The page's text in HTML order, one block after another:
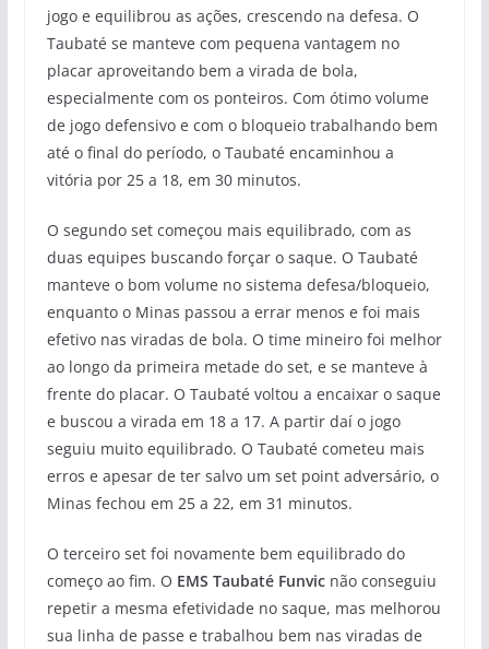
jogo e equilibrou as ações, crescendo na defesa. O
Taubaté se manteve com pequena vantagem no
placar aproveitando bem a virada de bola,
especialmente com os ponteiros. Com ótimo volume
de jogo defensivo e com o bloqueio trabalhando bem
até o final do período, o Taubaté encaminhou a
vitória por 25 a 18, em 30 minutos.
O segundo set começou mais equilibrado, com as
duas equipes buscando forçar o saque. O Taubaté
manteve o bom volume no sistema defesa/bloqueio,
enquanto o Minas passou a errar menos e foi mais
efetivo nas viradas de bola. O time mineiro foi melhor
ao longo da primeira metade do set, e se manteve à
frente do placar. O Taubaté voltou a encaixar o saque
e buscou a virada em 18 a 17. A partir daí o jogo
seguiu muito equilibrado. O Taubaté cometeu mais
erros e apesar de ter salvo um set point adversário, o
Minas fechou em 25 a 22, em 31 minutos.
O terceiro set foi novamente bem equilibrado do
começo ao fim. O EMS Taubaté Funvic não conseguiu
repetir a mesma efetividade no saque, mas melhorou
sua linha de passe e trabalhou bem nas viradas de